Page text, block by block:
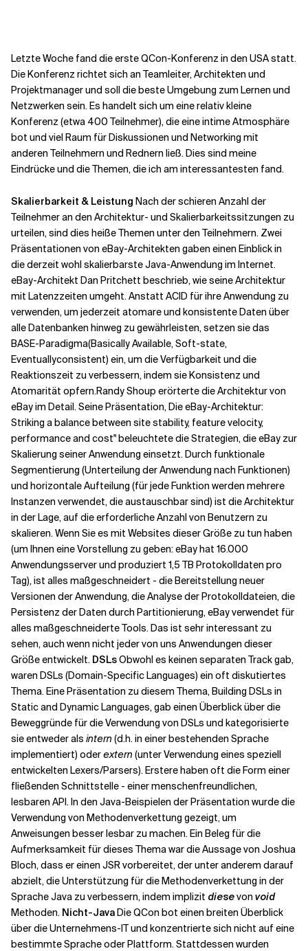
Verwandte Themen
Letzte Woche fand die erste QCon-Konferenz in den USA statt.
Die Konferenz richtet sich an Teamleiter, Architekten und
Projektmanager und soll die beste Umgebung zum Lernen und
Netzwerken sein. Es handelt sich um eine relativ kleine
Konferenz (etwa 400 Teilnehmer), die eine intime Atmosphäre
bot und viel Raum für Diskussionen und Networking mit
anderen Teilnehmern und Rednern ließ. Dies sind meine
Eindrücke und die Themen, die ich am interessantesten fand.
Skalierbarkeit & Leistung Nach der schieren Anzahl der
Teilnehmer an den Architektur- und Skalierbarkeitssitzungen zu
urteilen, sind dies heiße Themen unter den Teilnehmern. Zwei
Präsentationen von eBay-Architekten gaben einen Einblick in
die derzeit wohl skalierbarste Java-Anwendung im Internet.
eBay-Architekt Dan Pritchett beschrieb, wie seine Architektur
mit Latenzzeiten umgeht. Anstatt ACID für ihre Anwendung zu
verwenden, um jederzeit atomare und konsistente Daten über
alle Datenbanken hinweg zu gewährleisten, setzen sie das
BASE-Paradigma(BasicallyAvailable,Soft-state,
Eventuallyconsistent) ein, um die Verfügbarkeit und die
Reaktionszeit zu verbessern, indem sie Konsistenz und
Atomarität opfern.Randy Shoup erörterte die Architektur von
eBay im Detail. Seine Präsentation, Die eBay-Architektur:
Striking a balance between site stability, feature velocity,
performance and cost" beleuchtete die Strategien, die eBay zur
Skalierung seiner Anwendung einsetzt. Durch funktionale
Segmentierung (Unterteilung der Anwendung nach Funktionen)
und horizontale Aufteilung (für jede Funktion werden mehrere
Instanzen verwendet, die austauschbar sind) ist die Architektur
in der Lage, auf die erforderliche Anzahl von Benutzern zu
skalieren. Wenn Sie es mit Websites dieser Größe zu tun haben
(um Ihnen eine Vorstellung zu geben: eBay hat 16.000
Anwendungsserver und produziert 1,5 TB Protokolldaten pro
Tag), ist alles maßgeschneidert - die Bereitstellung neuer
Versionen der Anwendung, die Analyse der Protokolldateien, die
Persistenz der Daten durch Partitionierung, eBay verwendet für
alles maßgeschneiderte Tools. Das ist sehr interessant zu
sehen, auch wenn nicht jeder von uns Anwendungen dieser
Größe entwickelt. DSLsObwohl es keinen separaten Track gab,
waren DSLs (Domain-Specific Languages) ein oft diskutiertes
Thema. Eine Präsentation zu diesem Thema, Building DSLs in
Static and Dynamic Languages, gab einen Überblick über die
Beweggründe für die Verwendung von DSLs und kategorisierte
sie entweder als intern (d.h. in einer bestehenden Sprache
implementiert) oderextern (unter Verwendung eines speziell
entwickelten Lexers/Parsers). Erstere haben oft die Form einer
fließenden Schnittstelle - einer menschenfreundlichen,
lesbaren API. In den Java-Beispielen der Präsentation wurde die
Verwendung von Methodenverkettung gezeigt, um
Anweisungen besser lesbar zu machen. Ein Beleg für die
Aufmerksamkeit für dieses Thema war die Aussage von Joshua
Bloch, dass er einen JSR vorbereitet, der unter anderem darauf
abzielt, die Unterstützung für die Methodenverkettung in der
Sprache Java zu verbessern, indem implizit diesevon void
Methoden. Nicht-JavaDie QCon bot einen breiten Überblick
über die Unternehmens-IT und konzentrierte sich nicht auf eine
bestimmte Sprache oder Plattform. Stattdessen wurden